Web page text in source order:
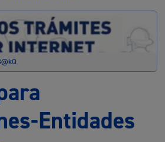
Entidades